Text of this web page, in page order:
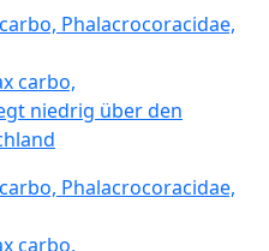
Phalacrocoracidae,
Phalacrocoracidae,